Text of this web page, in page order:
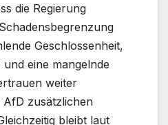
die Regierung
Geschlossenheit,
eine mangelnde
weiter
zusätzlichen
bleibt laut